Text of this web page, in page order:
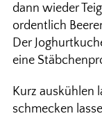
dann wieder
ordentlich
Der
eine
Kurz auskühlen
schmecken